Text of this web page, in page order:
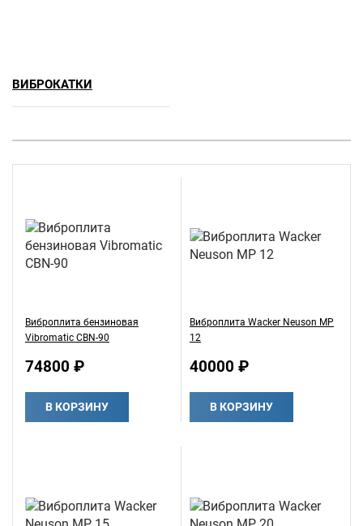
ВИБРОКАТКИ
Виброплита бензиновая
Vibromatic CBN-90
74800 ₽
В КОРЗИНУ
Виброплита Wacker Neuson MP
12
40000 ₽
В КОРЗИНУ